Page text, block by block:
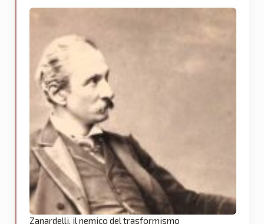
Zanardelli, il nemico del trasformismo